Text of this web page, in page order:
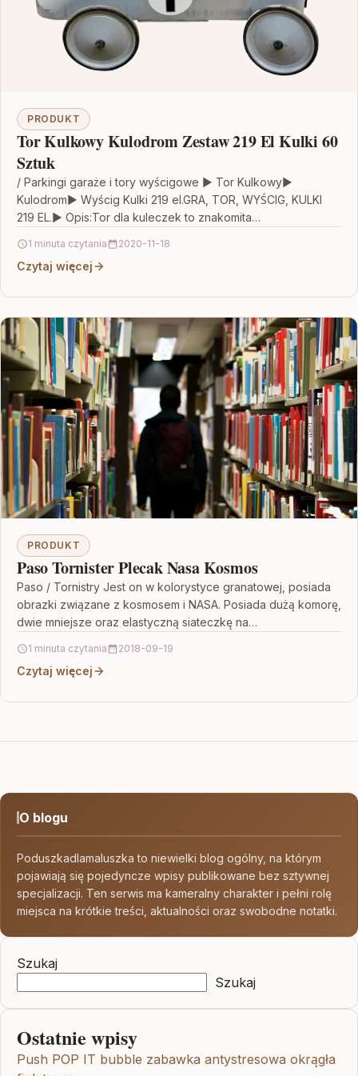
PRODUKT
Tor Kulkowy Kulodrom Zestaw 219 El Kulki 60
Sztuk
/ Parkingi garaże i tory wyścigowe ▶️ Tor Kulkowy▶️
Kulodrom▶️ Wyścig Kulki 219 el.GRA, TOR, WYŚCIG, KULKI
219 EL.▶️ Opis:Tor dla kuleczek to znakomita…
1 minuta czytania 2020-11-18
Czytaj więcej
PRODUKT
Paso Tornister Plecak Nasa Kosmos
Paso / Tornistry Jest on w kolorystyce granatowej, posiada
obrazki związane z kosmosem i NASA. Posiada dużą komorę,
dwie mniejsze oraz elastyczną siateczkę na…
1 minuta czytania 2018-09-19
Czytaj więcej
O blogu
Poduszkadlamaluszka to niewielki blog ogólny, na którym
pojawiają się pojedyncze wpisy publikowane bez sztywnej
specjalizacji. Ten serwis ma kameralny charakter i pełni rolę
miejsca na krótkie treści, aktualności oraz swobodne notatki.
Szukaj
Szukaj
Ostatnie wpisy
Push POP IT bubble zabawka antystresowa okrągła